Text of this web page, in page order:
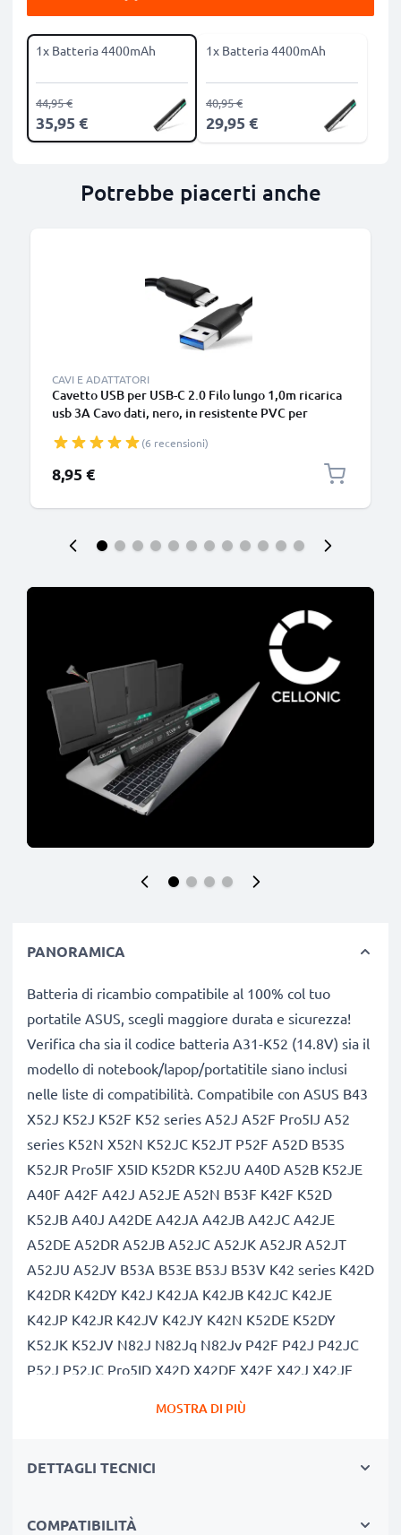
1x Batteria 4400mAh
35,95 €
44,95 €
1x Batteria 4400mAh
29,95 €
40,95 €
Potrebbe piacerti anche
CAVI E ADATTATORI
Cavetto USB per USB-C 2.0 Filo lungo 1,0m ricarica
usb 3A Cavo dati, nero, in resistente PVC per
fotocamera Canon, Panasonic Lumix, Sony
connettore tipo C
(6 recensioni)
8,95 €
PANORAMICA
Batteria di ricambio compatibile al 100% col tuo
portatile ASUS, scegli maggiore durata e sicurezza!
Verifica cha sia il codice batteria A31-K52 (14.8V) sia il
modello di notebook/lapop/portatitile siano inclusi
nelle liste di compatibilità. Compatibile con ASUS B43
X52J K52J K52F K52 series A52J A52F Pro5IJ A52
series K52N X52N K52JC K52JT P52F A52D B53S
K52JR Pro5IF X5ID K52DR K52JU A40D A52B K52JE
A40F A42F A42J A52JE A52N B53F K42F K52D
K52JB A40J A42DE A42JA A42JB A42JC A42JE
A52DE A52DR A52JB A52JC A52JK A52JR A52JT
A52JU A52JV B53A B53E B53J B53V K42 series K42D
K42DR K42DY K42J K42JA K42JB K42JC K42JE
K42JP K42JR K42JV K42JY K42N K52DE K52DY
K52JK K52JV N82J N82Jq N82Jv P42F P42J P42JC
P52J P52JC Pro5ID X42D X42DE X42F X42J X42JE
K62F K62J K62JR N82 series P42 series P52 series
X42JV X42JY X5I series X67 series A40DE A40DQ
MOSTRA DI PIÙ
DETTAGLI TECNICI
COMPATIBILITÀ